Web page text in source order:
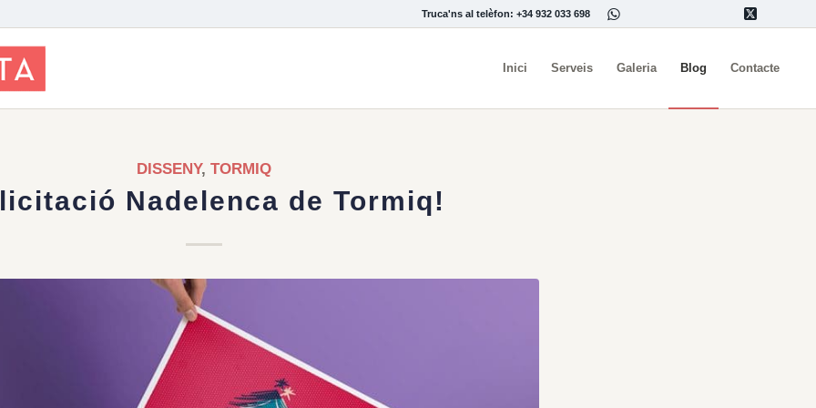
Truca'ns al telèfon: +34 932 033 698
Inici Serveis Galeria Blog Contacte
DISSENY, TORMIQ
Nadelenca de Tormiq!